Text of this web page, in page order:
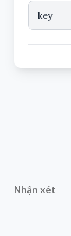
key
Nhận xét